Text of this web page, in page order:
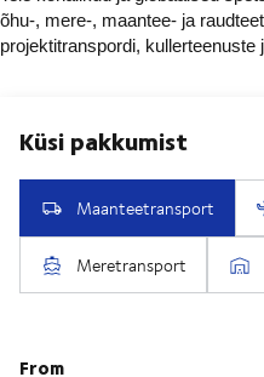
õhu-, mere-, maantee- ja
projektitranspordi, kullerteenuste